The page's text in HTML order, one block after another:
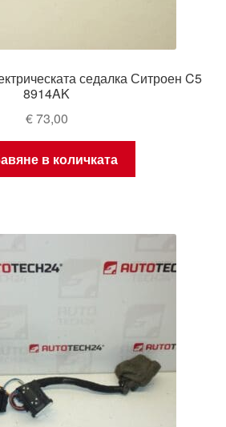
седалка Ситроен C5
8914AK
€73,00
в количката